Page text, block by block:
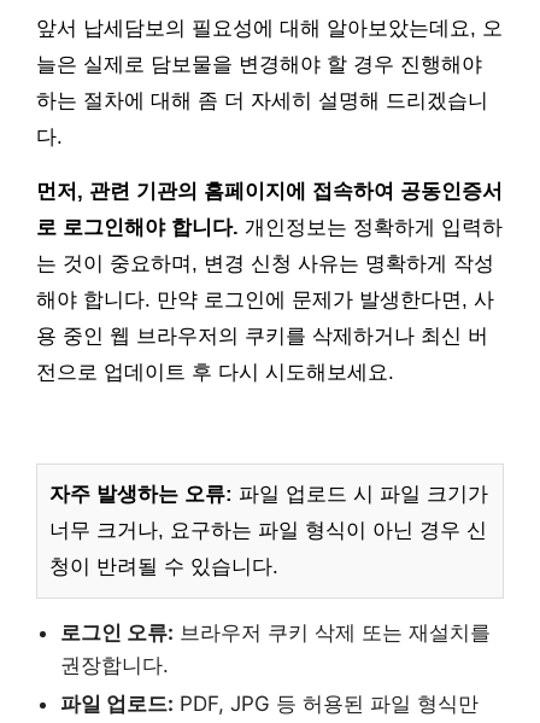
앞서 납세담보의 필요성에 대해 알아보았는데요, 오
늘은 실제로 담보물을 변경해야 할 경우 진행해야
하는 절차에 대해 좀 더 자세히 설명해 드리겠습니
다.
먼저, 관련 기관의 홈페이지에 접속하여 공동인증서
로 로그인해야 합니다. 개인정보는 정확하게 입력하
는 것이 중요하며, 변경 신청 사유는 명확하게 작성
해야 합니다. 만약 로그인에 문제가 발생한다면, 사
용 중인 웹 브라우저의 쿠키를 삭제하거나 최신 버
전으로 업데이트 후 다시 시도해보세요.
자주 발생하는 오류: 파일 업로드 시 파일 크기가
너무 크거나, 요구하는 파일 형식이 아닌 경우 신
청이 반려될 수 있습니다.
로그인 오류: 브라우저 쿠키 삭제 또는 재설치를
권장합니다.
파일 업로드: PDF, JPG 등 허용된 파일 형식만